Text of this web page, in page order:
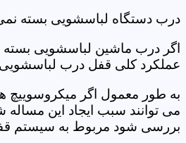
درب دستگاه لباسشویی بسته
اگر درب ماشین لباسشویی بسته
عملکرد کلی قفل درب لباسشویی
به طور معمول اگر میکروسوییچ
می توانند سبب ایجاد این مساله
بررسی شود مربوط به سیستم